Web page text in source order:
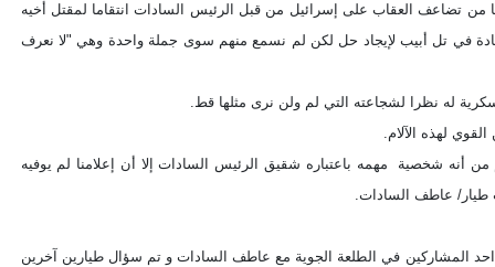
من تضاعف العقاب على إسرائيل من قبل الرئيس السادات انتقاما لمقتل أخيه
في تل أبيب لإيجاد حل لكن لم نسمع منهم سوى جملة واحدة وهي "لا نعرف
له نظرا لشجاعته التي لم ولن نرى مثلها قط.
لهذه الآلام.
أنه شخصية مهمه باعتباره شقيق الرئيس السادات إلا أن إعلامنا لم يوفيه
طيار/ عاطف السادات.
المشاركين في الطلعة الجوية مع عاطف السادات و تم سؤال طيارين آخرين